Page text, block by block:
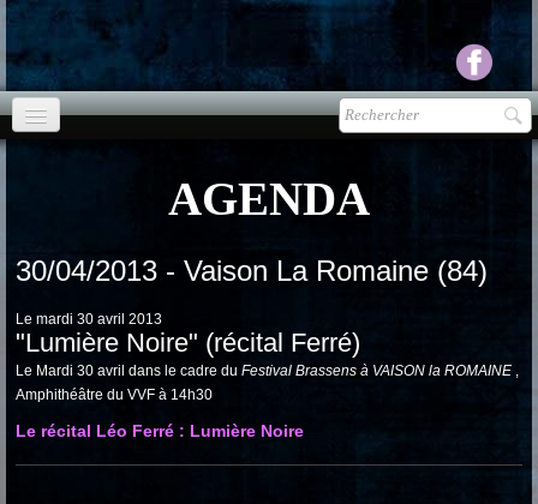
Ecouter Voir▼
vente CD
AGENDA
30/04/2013 - Vaison La Romaine (84)
Le mardi 30 avril 2013
"Lumière Noire" (récital Ferré)
Le Mardi 30 avril dans le cadre du Festival Brassens à VAISON la ROMAINE ,
Amphithéâtre du VVF à 14h30
Le récital Léo Ferré : Lumière Noire